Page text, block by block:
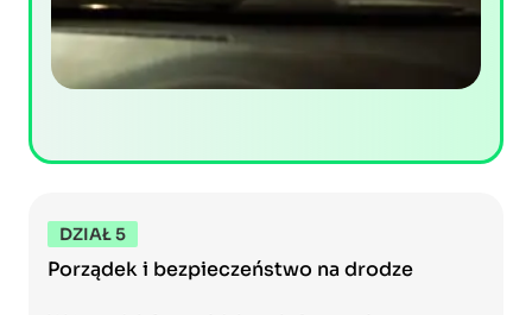
DZIAŁ 5
Porządek i bezpieczeństwo na drodze